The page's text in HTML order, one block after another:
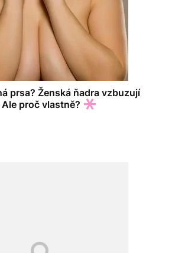
prsa? Ženská ňadra vzbuzují
proč vlastně?